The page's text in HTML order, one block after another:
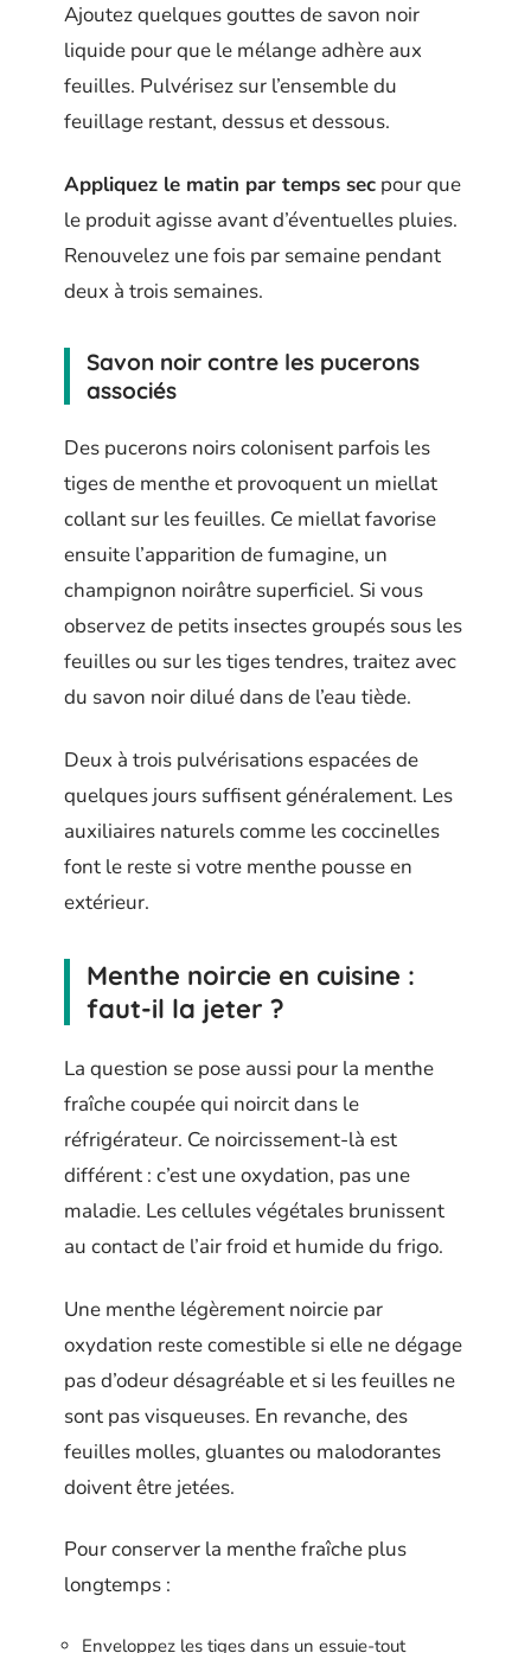
Ajoutez quelques gouttes de savon noir
liquide pour que le mélange adhère aux
feuilles. Pulvérisez sur l’ensemble du
feuillage restant, dessus et dessous.
Appliquez le matin par temps sec pour que
le produit agisse avant d’éventuelles pluies.
Renouvelez une fois par semaine pendant
deux à trois semaines.
Savon noir contre les pucerons
associés
Des pucerons noirs colonisent parfois les
tiges de menthe et provoquent un miellat
collant sur les feuilles. Ce miellat favorise
ensuite l’apparition de fumagine, un
champignon noirâtre superficiel. Si vous
observez de petits insectes groupés sous les
feuilles ou sur les tiges tendres, traitez avec
du savon noir dilué dans de l’eau tiède.
Deux à trois pulvérisations espacées de
quelques jours suffisent généralement. Les
auxiliaires naturels comme les coccinelles
font le reste si votre menthe pousse en
extérieur.
Menthe noircie en cuisine :
faut-il la jeter ?
La question se pose aussi pour la menthe
fraîche coupée qui noircit dans le
réfrigérateur. Ce noircissement-là est
différent : c’est une oxydation, pas une
maladie. Les cellules végétales brunissent
au contact de l’air froid et humide du frigo.
Une menthe légèrement noircie par
oxydation reste comestible si elle ne dégage
pas d’odeur désagréable et si les feuilles ne
sont pas visqueuses. En revanche, des
feuilles molles, gluantes ou malodorantes
doivent être jetées.
Pour conserver la menthe fraîche plus
longtemps :
Enveloppez les tiges dans un essuie-tout